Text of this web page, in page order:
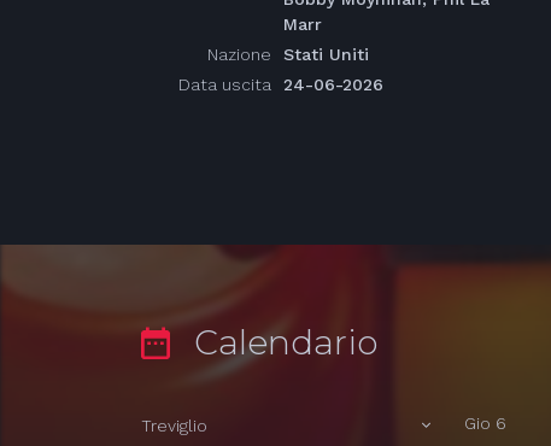
Marr
Nazione
Stati Uniti
Data uscita
24-06-2026
Calendario
Treviglio Gio 6